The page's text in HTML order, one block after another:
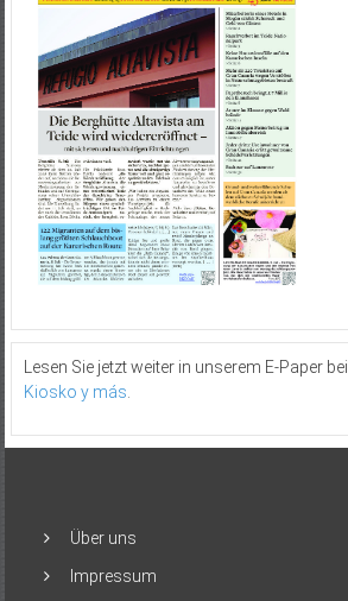
Lesen Sie jetzt weiter in unserem E-Paper bei
Kiosko y más.
Über uns
Impressum